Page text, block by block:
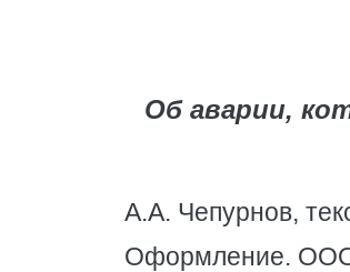
Об аварии,
А.А. Чепурнов,
Оформление. ООО